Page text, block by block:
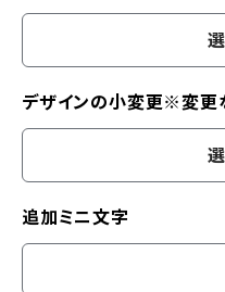
デザインの小変更※変更
追加ミニ文字